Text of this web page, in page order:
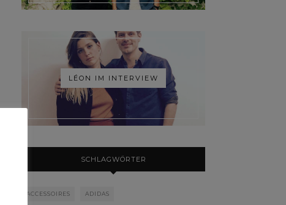
LÉON IM INTERVIEW
SCHLAGWÖRTER
ACCESSOIRES ADIDAS